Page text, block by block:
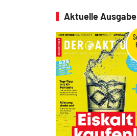
Aktuelle Ausgabe